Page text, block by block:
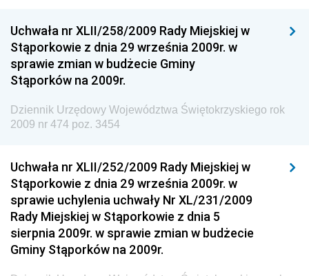
Dziennik Urzędowy Ministra Kultury, Dziedzictwa
Narodowego i Sportu
Dziennik Urzędowy Ministra Rodziny i Polityki
Społecznej
Dziennik Urzędowy Komendy Głównej Straży
Granicznej
Drogowego
Dziennik Urzędowy Narodowego Banku Polskiego
Dziennik Urzędowy Komendy Głównej Policji
Dziennik Urzędowy Ministra Pracy i Polityki
Społecznej
Dziennik Urzędowy Ministra Transportu, Budownictwa
Uchwała nr XLII/258/2009 Rady Miejskiej w
Stąporkowie z dnia 29 września 2009r. w
sprawie zmian w budżecie Gminy
Stąporków na 2009r.
Dziennik Urzędowy Województwa Świętokrzyskiego rok
2009 nr 474 poz. 3454
Uchwała nr XLII/252/2009 Rady Miejskiej w
Stąporkowie z dnia 29 września 2009r. w
sprawie uchylenia uchwały Nr XL/231/2009
Rady Miejskiej w Stąporkowie z dnia 5
sierpnia 2009r. w sprawie zmian w budżecie
Gminy Stąporków na 2009r.